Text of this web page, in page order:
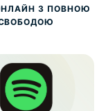
З ПОВНОЮ